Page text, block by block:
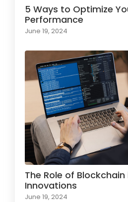
5 Ways to Optimize
Performance
June 19, 2024
The Role of
Innovations
June 19, 2024